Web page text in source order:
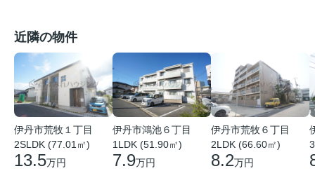
近隣の物件
伊丹市荒牧１丁目
2SLDK (77.01㎡)
13.5万円
伊丹市鴻池６丁目
1LDK (51.90㎡)
7.9万円
伊丹市荒牧６丁目
2LDK (66.60㎡)
8.2万円